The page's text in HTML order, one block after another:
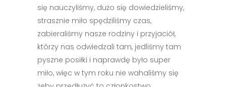
się nauczyliśmy, dużo się dowiedzieliśmy,
strasznie miło spędziliśmy czas,
zabieraliśmy nasze rodziny i przyjaciół,
którzy nas odwiedzali tam, jedliśmy tam
pyszne posiłki i naprawdę było super
miło, więc w tym roku nie wahaliśmy się